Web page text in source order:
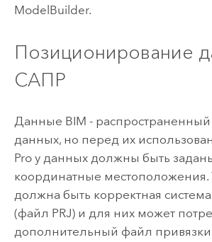
ModelBuilder.
Позиционирование
САПР
Данные BIM -
данных, но перед их
Proу данных должны быть
координатные местоположения.
должна быть корректная
(файл PRJ) и для них может
дополнительный файл привязки